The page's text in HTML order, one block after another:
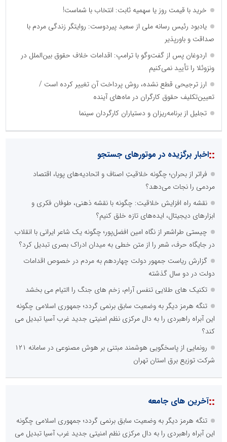
خرید با قیمت روز یا سهمیه ثابت: انتخاب با شماست!
یادبود رئیس رسانه ملی از سعید پیردوست: روایتگر زندگی مردم با
صداقت و باورپذیر
اردوغان پس از گفت‌وگو با ترامپ: اقدامات خلاف حقوق بین‌الملل در
ونزوئلا را تأیید نمی‌کنیم
ارز ترجیحی قطع نشده، روش پرداخت آن تغییر کرده است /
تعیین‌تکلیف حقوق کارگران در ماه‌های آینده
تجلیل از برنامه‌ریزان و دستیاران کارگردان سینما
::اخبار برگزیده در موتورهای جستجو
فراتر از بحران؛ چگونه خلاقیتِ اصناف و اتحادیه‌های پویا، اقتصاد
مردمی را نجات می‌دهد؟
نقشه راه افزایش خلاقیت: چگونه با نقشه ذهنی، طوفان فکری و
ابزارهای دیجیتال، ایده‌های تازه خلق کنیم؟
چیستی طراشعر از نگاه امین افضل‌پور؛ چگونه یک شاعر ایرانی با انقلاب
در جایگاه حرف، شعر را از متن خطی به میدان ادراک بصری تبدیل کرد؟
گزارش ریاست جمهور دولت چهاردهم به مردم در خصوص اقدامات
دولت در دو سال گذشته
تکنیک های طلایی تنفس آرام، زخم های جنگ را التیام می بخشد
تنگه هرمز دیگر به وضعیت سابق برنمی گردد؛ جمهوری اسلامی چگونه
این آبراه راهبردی را به دال مرکزی نظم امنیتی جدید غرب آسیا تبدیل می
کند؟
رونمایی از پاسخگویی هوشمند مبتنی بر هوش مصنوعی در سامانه ۱۲۱
شرکت توزیع برق استان تهران
::آخرین های جامعه
تنگه هرمز دیگر به وضعیت سابق برنمی گردد؛ جمهوری اسلامی چگونه
این آبراه راهبردی را به دال مرکزی نظم امنیتی جدید غرب آسیا تبدیل می